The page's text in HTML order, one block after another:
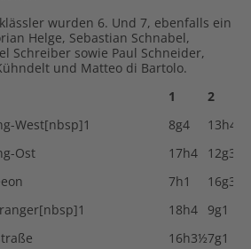
wurden 6. Und 7, ebenfalls ein
Helge, Sebastian Schnabel,
Schreiber sowie Paul Schneider,
und Matteo di Bartolo.
1 2
West[nbsp]1 8g4 13h4
Ost 17h4 12g3½
7h1 16g3½
18h4 9g1
16h3½7g1